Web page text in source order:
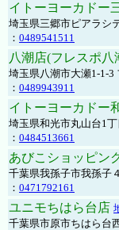
イトーヨーカドー
埼玉県三郷市ピアラシ
： 0489541511
八潮店(フレスポ八
埼玉県八潮市大瀬1-1-3
： 0489943911
イトーヨーカドー
埼玉県和光市丸山台1
： 0484513661
あびこショッピン
千葉県我孫子市我孫子
： 0471792161
ユニモちはら台店
千葉県市原市ちはら台